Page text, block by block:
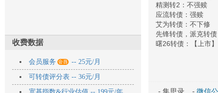
收费数据
会员服务  -- 25元/月
可转债评分表 -- 36元/月
精测转2：不强赎
应流转债：强赎
艾为转债：不下修
先锋转债，派克转
曙26转债：【上市】
- 集思录 - 微信